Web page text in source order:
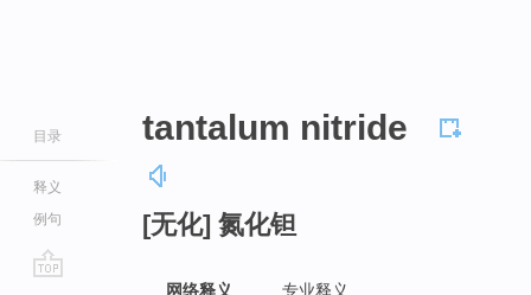
目录
释义
例句
tantalum nitride
[无化] 氮化钽
网络释义 专业释义